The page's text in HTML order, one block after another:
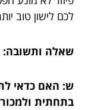
לכם לישון טוב
שאלה ותשובה:
ש: האם כדאי
בתחתית